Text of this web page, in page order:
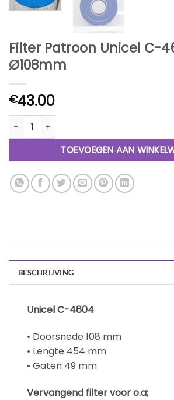
Filter Patroon Unicel C-
Ø108mm
€43.00
Filter Patroon Unicel C-4604 Ø108mm
TOEVOEGEN AAN
BESCHRIJVING
Unicel C-4604
• Doorsnede 108 mm
• Lengte 454 mm
• Gaten 49 mm
Vervangend filter voor o.a;